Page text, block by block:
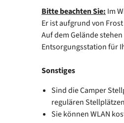
Bitte beachten Sie: Im
Er ist aufgrund von
Auf dem Gelände
Entsorgungsstation für
Sonstiges
Sind die Camper
regulären
Sie können WLAN